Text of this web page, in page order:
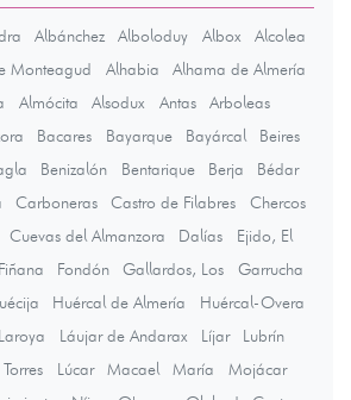
Albánchez Alboloduy Albox
Alcolea
Monteagud Alhabia
Alhama de Almería
Almócita Alsodux Antas
Arboleas
Bacares Bayarque Bayárcal
Beires
Benizalón Bentarique Berja
Bédar
Carboneras Castro de Filabres
Chercos
Cuevas del Almanzora Dalías
Ejido, El
Fiñana Fondón Gallardos, Los
Garrucha
Huércal de Almería
Huércal-Overa
Laroya Láujar de Andarax Líjar
Lubrín
Lúcar Macael María
Mojácar